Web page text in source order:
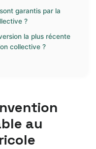
garantis par la
?
la plus récente
collective ?
au